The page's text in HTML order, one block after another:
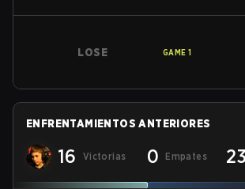
LOSE GAME 1
ENFRENTAMIENTOS ANTERIORES
16 Victorias 0 Empates 23